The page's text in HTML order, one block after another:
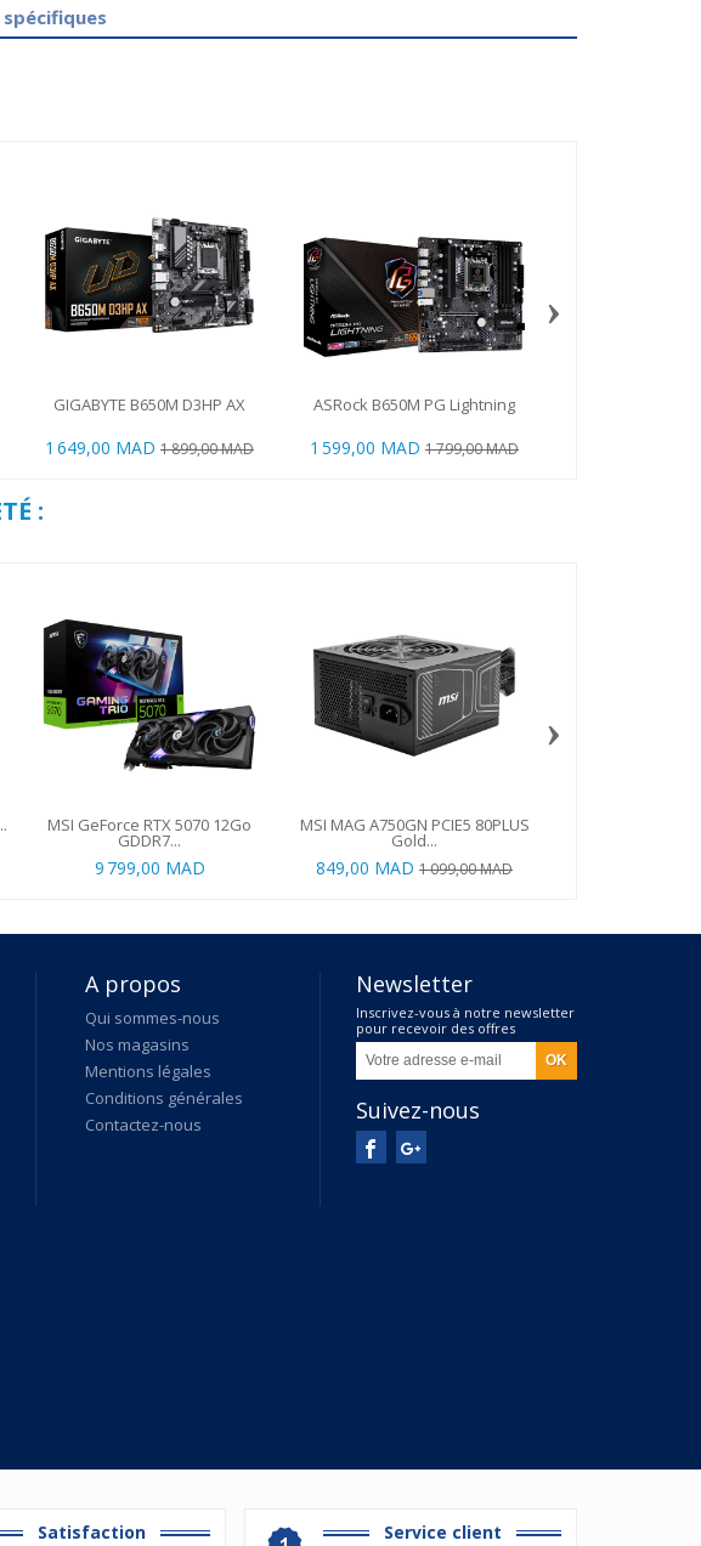
GIGABYTE B650M D3HP AX
1 649,00 MAD 1 899,00 MAD
ASRock B650M PG Lightning
1 599,00 MAD 1 799,00 MAD
›
:
MSI GeForce RTX 5070 12Go
GDDR7...
9 799,00 MAD
MSI MAG A750GN PCIE5 80PLUS
Gold...
849,00 MAD 1 099,00 MAD
›
A propos
Qui sommes-nous
Nos magasins
Mentions légales
Conditions générales
Contactez-nous
Newsletter
Inscrivez-vous à notre newsletter
pour recevoir des offres
exclusives
Suivez-nous
Satisfaction Service client